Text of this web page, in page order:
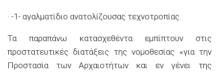
· -1- αγαλματίδιο ανατολίζουσας τεχνοτροπίας.
Τα παραπάνω κατασχεθέντα εμπίπτουν στις
προστατευτικές διατάξεις της νομοθεσίας «για την
Προστασία των Αρχαιοτήτων και εν γένει της